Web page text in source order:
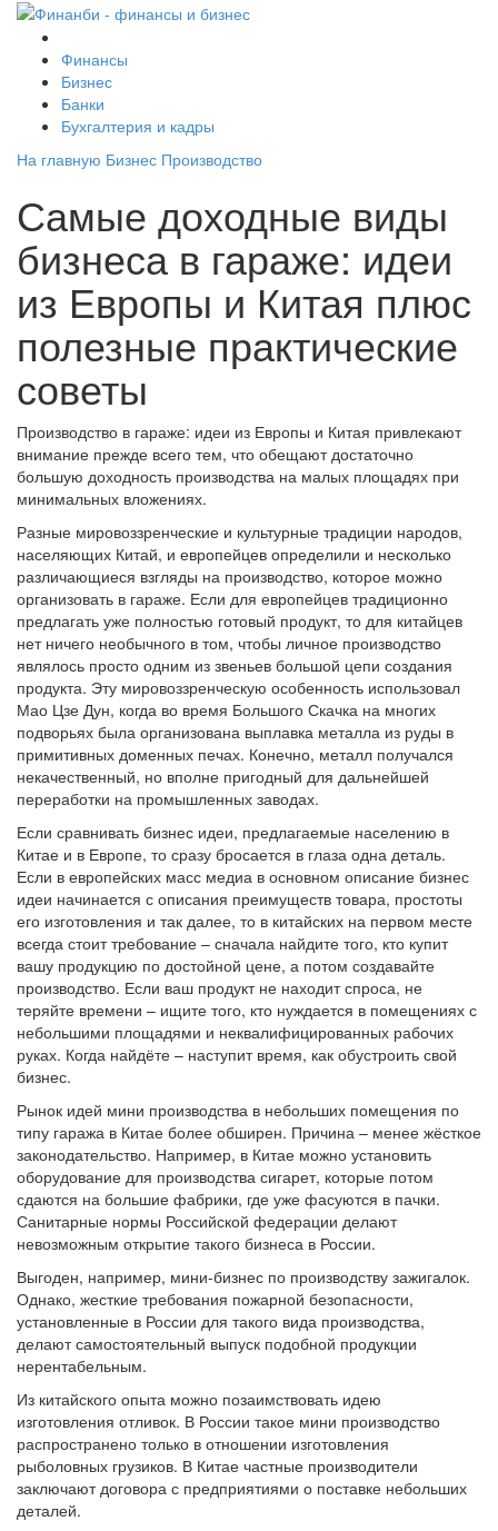
Финансы
Бизнес
Банки
Бухгалтерия и кадры
На главную Бизнес Производство
Самые доходные виды
бизнеса в гараже: идеи
из Европы и Китая плюс
полезные практические
советы
Производство в гараже: идеи из Европы и Китая привлекают
внимание прежде всего тем, что обещают достаточно
большую доходность производства на малых площадях при
минимальных вложениях.
Разные мировоззренческие и культурные традиции народов,
населяющих Китай, и европейцев определили и несколько
различающиеся взгляды на производство, которое можно
организовать в гараже. Если для европейцев традиционно
предлагать уже полностью готовый продукт, то для китайцев
нет ничего необычного в том, чтобы личное производство
являлось просто одним из звеньев большой цепи создания
продукта. Эту мировоззренческую особенность использовал
Мао Цзе Дун, когда во время Большого Скачка на многих
подворьях была организована выплавка металла из руды в
примитивных доменных печах. Конечно, металл получался
некачественный, но вполне пригодный для дальнейшей
переработки на промышленных заводах.
Если сравнивать бизнес идеи, предлагаемые населению в
Китае и в Европе, то сразу бросается в глаза одна деталь.
Если в европейских масс медиа в основном описание бизнес
идеи начинается с описания преимуществ товара, простоты
его изготовления и так далее, то в китайских на первом месте
всегда стоит требование – сначала найдите того, кто купит
вашу продукцию по достойной цене, а потом создавайте
производство. Если ваш продукт не находит спроса, не
теряйте времени – ищите того, кто нуждается в помещениях с
небольшими площадями и неквалифицированных рабочих
руках. Когда найдёте – наступит время, как обустроить свой
бизнес.
Рынок идей мини производства в небольших помещения по
типу гаража в Китае более обширен. Причина – менее жёсткое
законодательство. Например, в Китае можно установить
оборудование для производства сигарет, которые потом
сдаются на большие фабрики, где уже фасуются в пачки.
Санитарные нормы Российской федерации делают
невозможным открытие такого бизнеса в России.
Выгоден, например, мини-бизнес по производству зажигалок.
Однако, жесткие требования пожарной безопасности,
установленные в России для такого вида производства,
делают самостоятельный выпуск подобной продукции
нерентабельным.
Из китайского опыта можно позаимствовать идею
изготовления отливок. В России такое мини производство
распространено только в отношении изготовления
рыболовных грузиков. В Китае частные производители
заключают договора с предприятиями о поставке небольших
деталей.